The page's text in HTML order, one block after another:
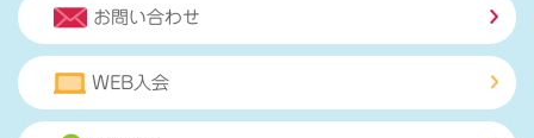
お問い合わせ
WEB入会